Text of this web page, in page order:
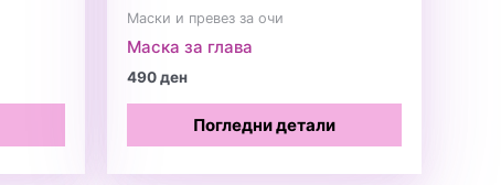
Маски и превез за очи
Маска за глава
490ден
Погледни детали